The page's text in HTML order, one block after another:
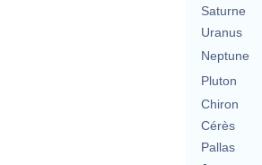
Saturne
Uranus
Neptune
Pluton
Chiron
Cérès
Pallas